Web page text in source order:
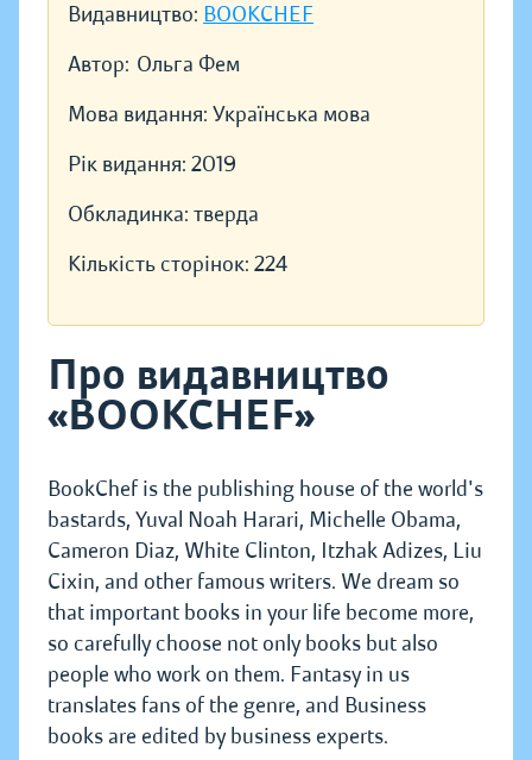
Видавництво: BOOKCHEF
Автор: Ольга Фем
Мова видання: Українська мова
Рік видання: 2019
Обкладинка: тверда
Кількість сторінок: 224
Про видавництво
«BOOKCHEF»
BookChef is the publishing house of the world's
bastards, Yuval Noah Harari, Michelle Obama,
Cameron Diaz, White Clinton, Itzhak Adizes, Liu
Cixin, and other famous writers. We dream so
that important books in your life become more,
so carefully choose not only books but also
people who work on them. Fantasy in us
translates fans of the genre, and Business
books are edited by business experts.